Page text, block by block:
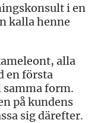
i en
kalla henne
alla
en första
samma form.
på kundens
sig därefter.